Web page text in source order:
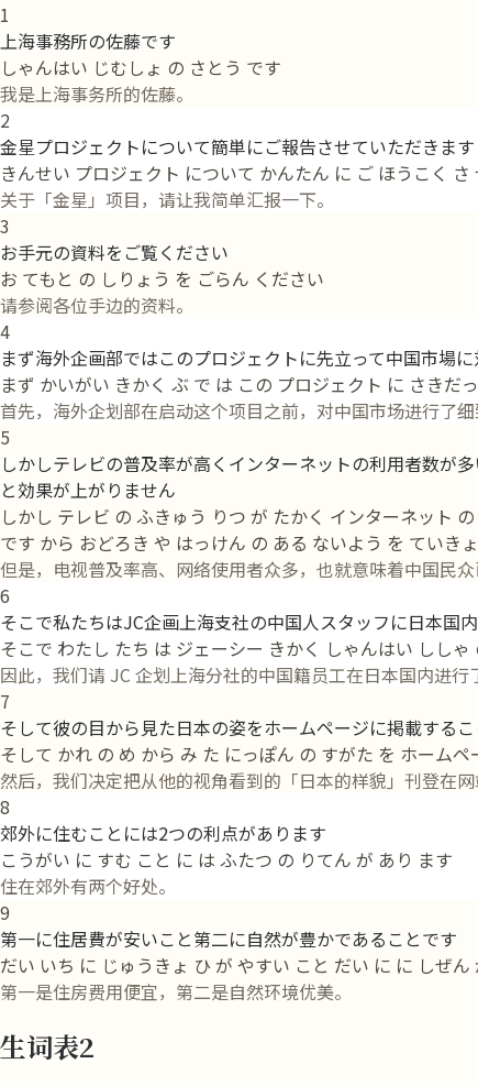
1
上海事務所の佐藤です
しゃんはい じむしょ の さとう です
我是上海事务所的佐藤。
2
金星プロジェクトについて簡単にご報告させていただきます
きんせい プロジェクト について かんたん に ご ほうこく さ
关于「金星」项目，请让我简单汇报一下。
3
お手元の資料をご覧ください
お てもと の しりょう を ごらん ください
请参阅各位手边的资料。
4
まず海外企画部ではこのプロジェクトに先立って中国市場
まず かいがい きかく ぶ で は この プロジェクト に さき
首先，海外企划部在启动这个项目之前，对中国市场进行了细
5
しかしテレビの普及率が高くインターネットの利用者数が
と効果が上がりません
しかし テレビ の ふきゅう りつ が たかく インターネット
です から おどろき や はっけん の ある ないよう を ていき
但是，电视普及率高、网络使用者众多，也就意味着中国民
6
そこで私たちはJC企画上海支社の中国人スタッフに日本国
そこで わたし たち は ジェーシー きかく しゃんはい しし
因此，我们请 JC 企划上海分社的中国籍员工在日本国内进行
7
そして彼の目から見た日本の姿をホームページに掲載する
そして かれ の め から み た にっぽん の すがた を ホーム
然后，我们决定把从他的视角看到的「日本的样貌」刊登在网
8
郊外に住むことには2つの利点があります
こうがい に すむ こと に は ふたつ の りてん が あり ます
住在郊外有两个好处。
9
第一に住居費が安いこと第二に自然が豊かであることです
だい いち に じゅうきょ ひ が やすい こと だい に に しぜ
第一是住房费用便宜，第二是自然环境优美。
生词表2